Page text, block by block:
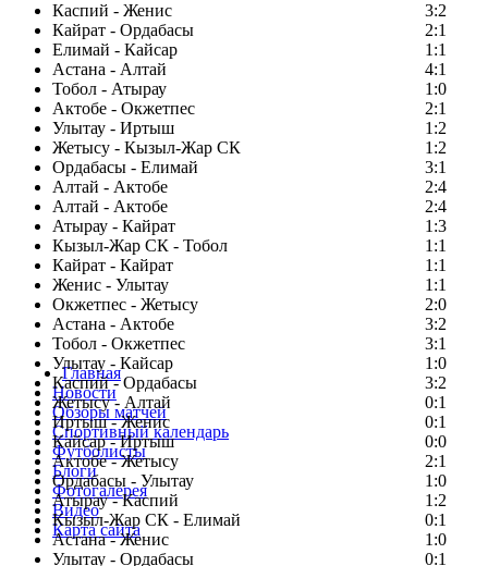
Каспий - Женис
3:2
Кайрат - Ордабасы
2:1
Елимай - Кайсар
1:1
Астана - Алтай
4:1
Тобол - Атырау
1:0
Актобе - Окжетпес
2:1
Улытау - Иртыш
1:2
Жетысу - Кызыл-Жар СК
1:2
Ордабасы - Елимай
3:1
Алтай - Актобе
2:4
Алтай - Актобе
2:4
Атырау - Кайрат
1:3
Кызыл-Жар СК - Тобол
1:1
Кайрат - Кайрат
1:1
Женис - Улытау
1:1
Окжетпес - Жетысу
2:0
Астана - Актобе
3:2
Тобол - Окжетпес
3:1
Улытау - Кайсар
1:0
Каспий - Ордабасы
3:2
Жетысу - Алтай
0:1
Иртыш - Женис
0:1
Кайсар - Иртыш
0:0
Актобе - Жетысу
2:1
Ордабасы - Улытау
1:0
Атырау - Каспий
1:2
Кызыл-Жар СК - Елимай
0:1
Астана - Женис
1:0
Улытау - Ордабасы
0:1
Главная
Новости
Обзоры матчей
Спортивный календарь
Футболисты
Блоги
Фотогалерея
Видео
Карта сайта